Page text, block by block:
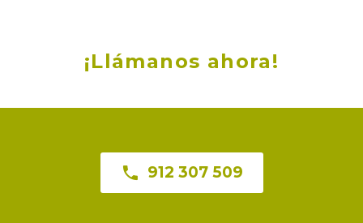
¡Llámanos ahora!
 912 307 509